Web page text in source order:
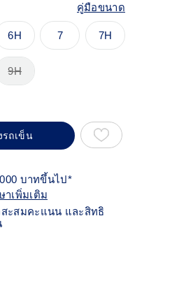
คู่มือขนาด
6H 7 7H
9H
รถเข็น
บาทขึ้นไป*
าเพิ่มเติม
สะสมคะแนน และสิทธิ